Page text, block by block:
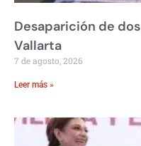
Desaparición de
Vallarta
7 de agosto, 2026
Leer más »